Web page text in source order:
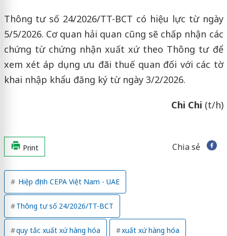
Thông tư số 24/2026/TT-BCT có hiệu lực từ ngày
5/5/2026. Cơ quan hải quan cũng sẽ chấp nhận các
chứng từ chứng nhận xuất xứ theo Thông tư để
xem xét áp dụng ưu đãi thuế quan đối với các tờ
khai nhập khẩu đăng ký từ ngày 3/2/2026.
Chi Chi (t/h)
Print Chia sẻ
Hiệp định CEPA Việt Nam - UAE
Thông tư số 24/2026/TT-BCT
quy tắc xuất xứ hàng hóa xuất xứ hàng hóa